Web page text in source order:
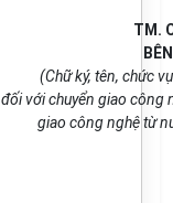
TM.
(Chữ ký, tên, chức
đối với chuyển giao công
giao công nghệ từ